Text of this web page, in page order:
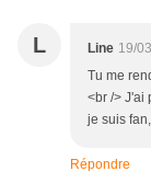
L Line 19/
Tu me
<br /> J'ai
je suis
Répondre